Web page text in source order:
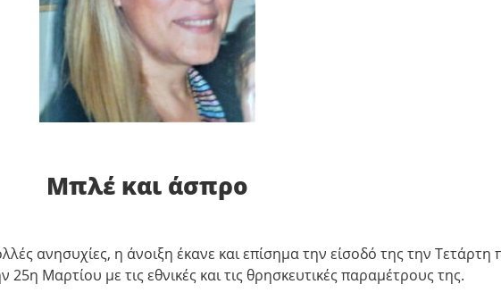
Μπλέ και άσπρο
ανησυχίες, η άνοιξη έκανε και επίσημα την είσοδό της την Τετάρτη
Μαρτίου με τις εθνικές και τις θρησκευτικές παραμέτρους της.